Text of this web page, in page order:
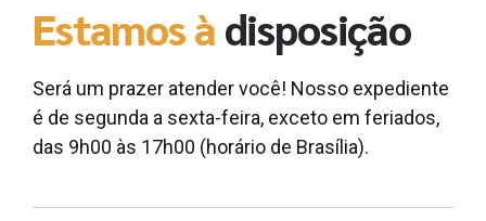
Estamos à disposição
Será um prazer atender você! Nosso expediente
é de segunda a sexta-feira, exceto em feriados,
das 9h00 às 17h00 (horário de Brasília).